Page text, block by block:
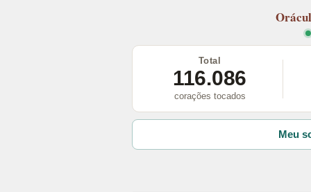
Total
116.086
corações tocados
Meu